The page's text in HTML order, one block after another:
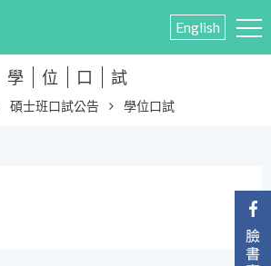
English
學 位 口 試
碩士班口試公告 學位口試